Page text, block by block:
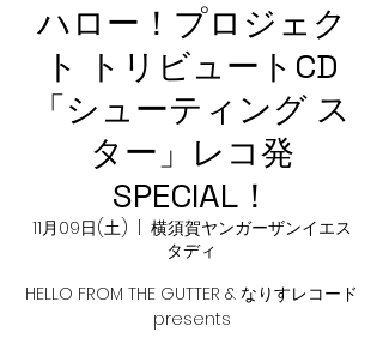
ハロー！プロジェク
ト トリビュートCD
「シューティング ス
ター」レコ発
SPECIAL！
11月09日(土)
横須賀ヤンガーザンイエス
タディ
HELLO FROM THE GUTTER & なりすレコード
presents